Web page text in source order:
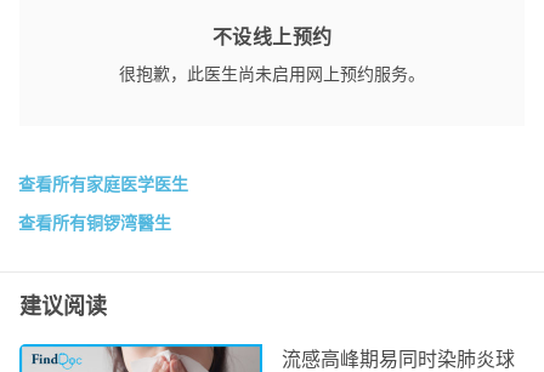
不设线上预约
很抱歉，此医生尚未启用网上预约服务。
查看所有家庭医学医生
查看所有铜锣湾醫生
建议阅读
流感高峰期易同时染肺炎球